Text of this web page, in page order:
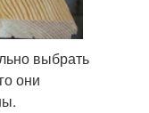
выбрать
они